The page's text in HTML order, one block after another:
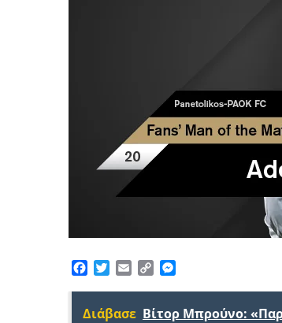
Facebook
TwitterEmailCopy
Διάβασε Βίτορ Μπρούνο: